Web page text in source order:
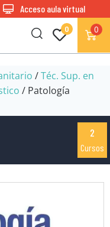
0 0
Acceso aula virtual
/Téc. Sup. en
/ Patología
2
Cursos